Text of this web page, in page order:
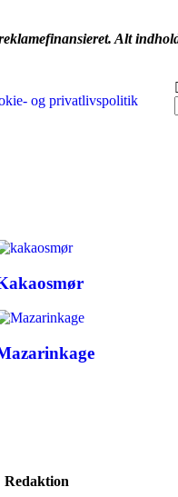
Alt
og privatlivspolitik
Redaktion